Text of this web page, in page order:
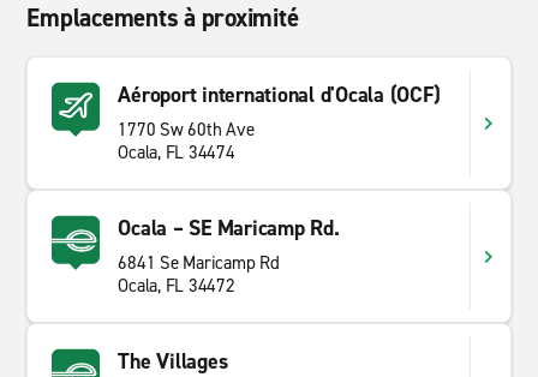
Emplacements à proximité
Aéroport international d'Ocala (OCF)
1770 Sw 60th Ave
Ocala, FL 34474
Ocala – SE Maricamp Rd.
6841 Se Maricamp Rd
Ocala, FL 34472
The Villages